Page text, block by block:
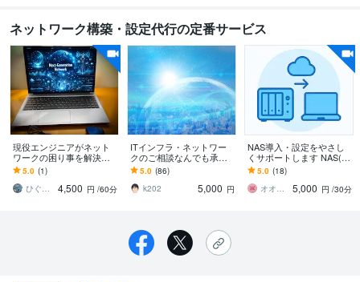
ネットワーク構築・設定代行の定番サービス
現役エンジニアがネット
ワークの困り事を解決し
ます 実務レベルのスキル
でネットワーク構築をサ
ポートします
5.0 (1)
ひぐち｜ネットワーク技術サポート
4,500 円 /60分
ITインフラ・ネットワー
クのご相談なんでも承り
ます 個人・法人 両方対
応可能です！
5.0 (86)
k202
5,000 円
NAS導入・設定をやさし
くサポートします NAS(ナ
ス)って何？でもOK。リモ
ートワークを進化！
5.0 (18)
オオタスカシバコンサルタント
5,000 円 /30分